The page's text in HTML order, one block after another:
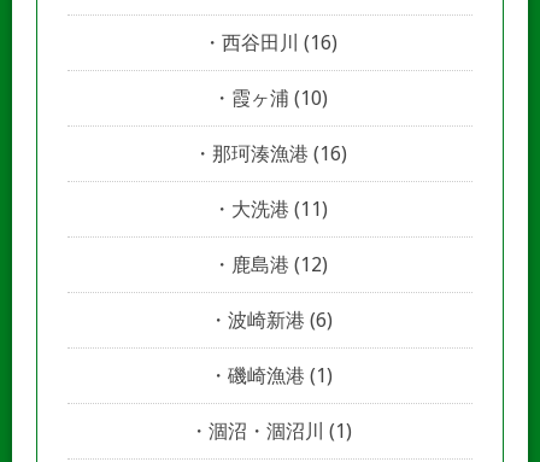
西谷田川 (16)
霞ヶ浦 (10)
那珂湊漁港 (16)
大洗港 (11)
鹿島港 (12)
波崎新港 (6)
磯崎漁港 (1)
涸沼・涸沼川 (1)